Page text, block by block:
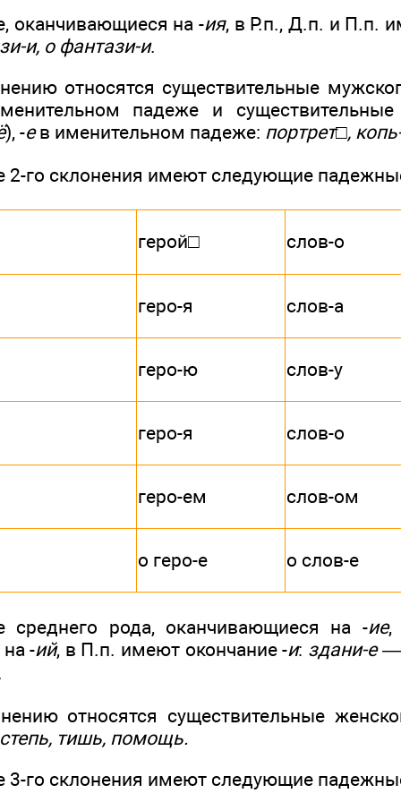
оканчивающиеся на -ия, в Р.п., Д.п. и П.п.
и, о фантази-и.
относятся существительные
падеже и
), -ев именительном падеже: портрет□,
2-го склонения имеют следующие
герой□ слов-о
геро-я слов-а
геро-ю слов-у
геро-я слов-о
геро-ем слов-ом
о геро-е о слов-е
среднего рода, оканчивающиеся на -ие,
-ий, в П.п. имеют окончание -и: здани-е —
относятся существительные
степь, тишь, помощь.
3-го склонения имеют следующие